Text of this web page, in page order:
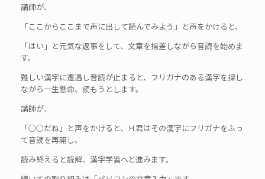
講師が、
「ここからここまで声に出して読んでみよう」と声をかけると、
「はい」と元気な返事をして、文章を指差しながら音読を始めま
す。
難しい漢字に遭遇し音読が止まると、フリガナのある漢字を探し
ながら一生懸命、読もうとします。
講師が、
「○○だね」と声をかけると、Ｈ君はその漢字にフリガナをふっ
て音読を再開し、
読み終えると読解、漢字学習へと進みます。